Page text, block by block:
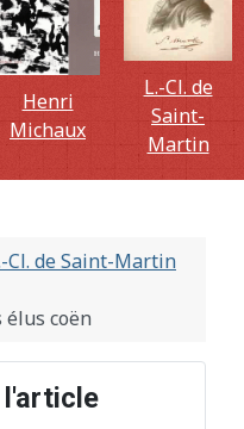
Henri
Michaux
L.-Cl. de
Saint-
Martin
Cl. de Saint-Martin
élus coën
l'article